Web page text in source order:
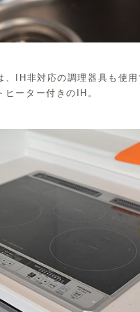
、IH非対応の調理器具も使用
ヒーター付きのIH。